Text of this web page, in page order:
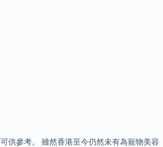
供參考。 雖然香港至今仍然未有為寵物美容